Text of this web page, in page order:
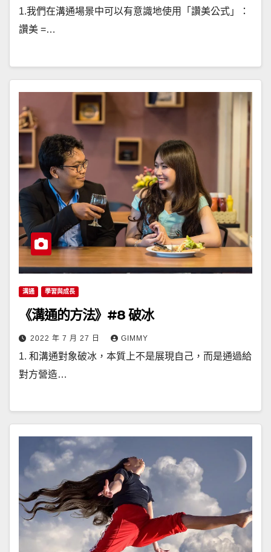
1.我們在溝通場景中可以有意識地使用「讚美公式」：
讚美 =…
溝通 學習與成長
《溝通的方法》#8 破冰
2022 年 7 月 27 日 GIMMY
1. 和溝通對象破冰，本質上不是展現自己，而是通過給
對方營造…